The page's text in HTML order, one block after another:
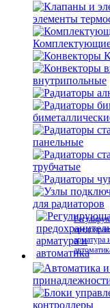
элементы
Комплектующие
внутрипольные
панельные
трубчатые
для радиаторов
арматура
контроллеры